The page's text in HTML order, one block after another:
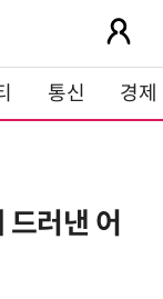
통신 경제
러낸 어